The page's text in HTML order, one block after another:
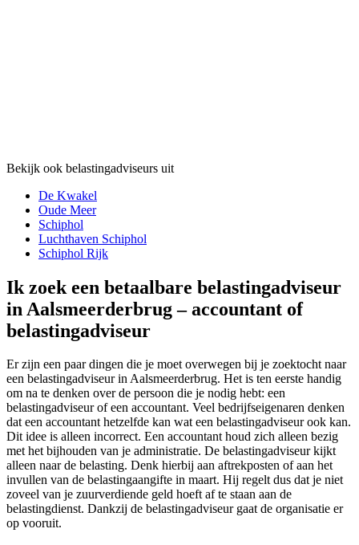
Bekijk ook belastingadviseurs uit
De Kwakel
Oude Meer
Schiphol
Luchthaven Schiphol
Schiphol Rijk
Ik zoek een betaalbare belastingadviseur
in Aalsmeerderbrug – accountant of
belastingadviseur
Er zijn een paar dingen die je moet overwegen bij je zoektocht naar
een belastingadviseur in Aalsmeerderbrug. Het is ten eerste handig
om na te denken over de persoon die je nodig hebt: een
belastingadviseur of een accountant. Veel bedrijfseigenaren denken
dat een accountant hetzelfde kan wat een belastingadviseur ook kan.
Dit idee is alleen incorrect. Een accountant houd zich alleen bezig
met het bijhouden van je administratie. De belastingadviseur kijkt
alleen naar de belasting. Denk hierbij aan aftrekposten of aan het
invullen van de belastingaangifte in maart. Hij regelt dus dat je niet
zoveel van je zuurverdiende geld hoeft af te staan aan de
belastingdienst. Dankzij de belastingadviseur gaat de organisatie er
op vooruit.